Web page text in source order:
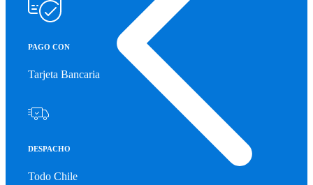
PAGO CON
Tarjeta Bancaria
DESPACHO
Todo Chile